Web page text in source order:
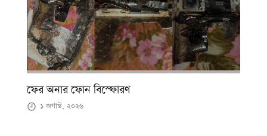
ফের অনার ফোন বিস্ফোরণ
১ অগাস্ট, ২০২৬